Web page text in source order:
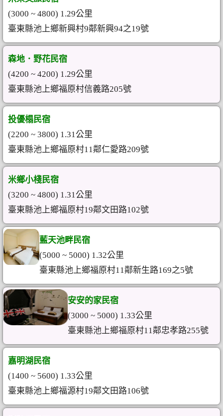
(3000 ~ 4800) 1.29公里
臺東縣池上鄉新興村9鄰新興94之19號
森地．野花民宿
(4200 ~ 4200) 1.29公里
臺東縣池上鄉福原村信義路205號
投優榻民宿
(2200 ~ 3800) 1.31公里
臺東縣池上鄉福原村11鄰仁愛路209號
米鄉小棧民宿
(3200 ~ 4800) 1.31公里
臺東縣池上鄉福原村19鄰文田路102號
藍天池畔民宿
(5000 ~ 5000) 1.32公里
臺東縣池上鄉福原村11鄰新生路169之5號
安安的家民宿
(3000 ~ 5000) 1.33公里
臺東縣池上鄉福原村11鄰忠孝路255號
嘉明湖民宿
(1400 ~ 5600) 1.33公里
臺東縣池上鄉福源村19鄰文田路106號